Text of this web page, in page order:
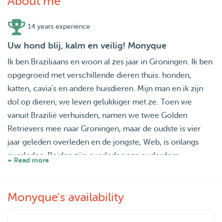
14 years experience
Uw hond blij, kalm en veilig! Monyque
Ik ben Braziliaans en woon al zes jaar in Groningen. Ik ben
opgegroeid met verschillende dieren thuis: honden,
katten, cavia's en andere huisdieren. Mijn man en ik zijn
dol op dieren; we leven gelukkiger met ze. Toen we
vanuit Brazilië verhuisden, namen we twee Golden
Retrievers mee naar Groningen, maar de oudste is vier
jaar geleden overleden en de jongste, Web, is onlangs
overleden. Beiden zijn overleden aan ouderdom.
ligt vlakbij een prachtig park, waar we graag wandelen.
+ Read more
Monyque's availability